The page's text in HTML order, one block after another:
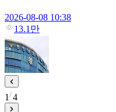
2026-08-08 10:38
13.1만
1 4